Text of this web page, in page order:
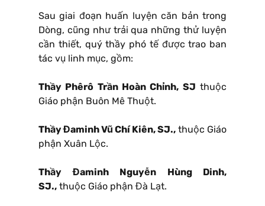
Sau giai đoạn huấn luyện căn bản trong
Dòng, cũng như trải qua những thử luyện
cần thiết, quý thầy phó tế được trao ban
tác vụ linh mục, gồm:
Thầy Phêrô Trần Hoàn Chỉnh, SJ thuộc
Giáo phận Buôn Mê Thuột.
Thầy Đaminh Vũ Chí Kiên, SJ., thuộc Giáo
phận Xuân Lộc.
Thầy Đaminh Nguyễn Hùng Dinh,
SJ., thuộc Giáo phận Đà Lạt.